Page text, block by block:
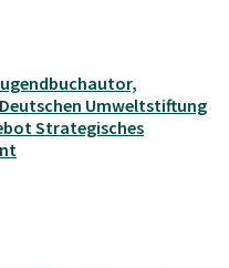
Umweltstiftung
Strategisches